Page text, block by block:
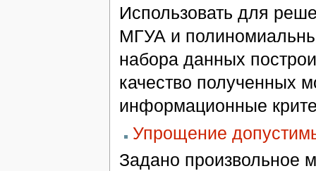
Использовать для
МГУА и
набора данных
качество полученных
информационные
Упрощение
Задано произвольное